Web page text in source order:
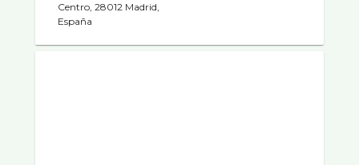
Centro, 28012 Madrid,
España